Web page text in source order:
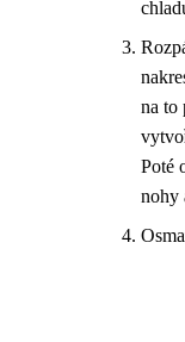
na to
Poté
nohy